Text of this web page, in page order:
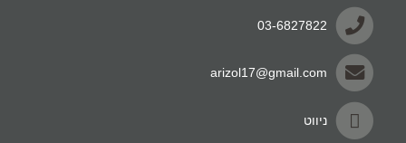
03-6827822
arizol17@gmail.com
ניווט